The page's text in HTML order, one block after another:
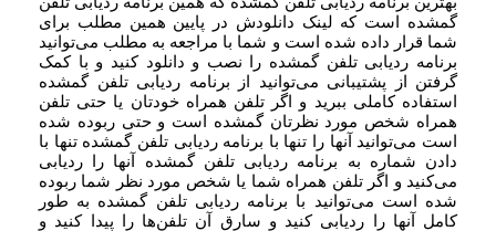
گمشده است که لینک دانلودش در پایین همین مطلب برای
شما قرار داده شده است و شما با مراجعه به مطلب می‌توانید
برنامه ردیابی تلفن گمشده را نصب و دانلود کنید و با کمک
گرفتن از پشتیبانی می‌توانید از برنامه ردیابی تلفن گمشده
استفاده کاملی ببرید و اگر تلفن همراه خودتان یا حتی تلفن
همراه شخص مورد نظرتان گمشده است و حتی ربوده شده
است می‌توانید آنها را تنها با برنامه ردیابی تلفن گمشده تنها با
دادن شماره به برنامه ردیابی تلفن گمشده آنها را ردیابی
می‌کنید و اگر تلفن همراه شما یا شخص مورد نظر شما ربوده
شده است می‌توانید با برنامه ردیابی تلفن گمشده به طور
کامل آنها را ردیابی کنید و سارق آن تلفن‌ها را پیدا کنید و